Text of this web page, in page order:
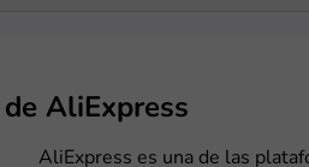
AliExpress
AliExpress es una de las